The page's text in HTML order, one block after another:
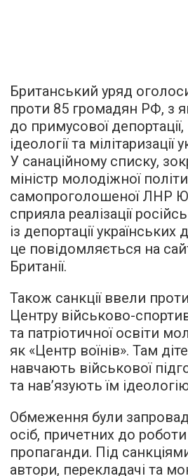
Британський уряд
проти 85 громадян РФ, з
до примусової депортації,
ідеології та мілітаризації
У санаційному списку,
міністр молодіжної
самопроголошеної ЛНР
сприяла реалізації
із депортації українських
це повідомляється на
Британії.
Також санкції ввели
Центру військово-
та патріотичної освіти
як «Центр воїнів». Там
навчають військової
та нав’язують їм
Обмеження були
осіб, причетних до роботи
пропаганди. Під
автори, перекладачі та